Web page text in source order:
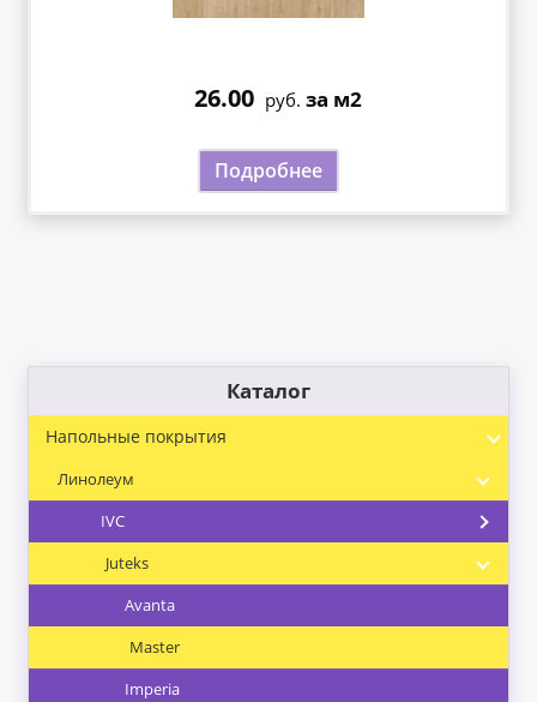
26.00 руб. за м2
Подробнее
Каталог
Напольные покрытия
Линолеум
IVC
Juteks
Avanta
Master
Imperia